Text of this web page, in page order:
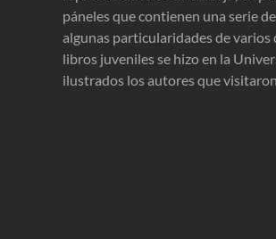
páneles que contienen una serie
algunas particularidades de
libros juveniles se hizo en la
ilustrados los autores que